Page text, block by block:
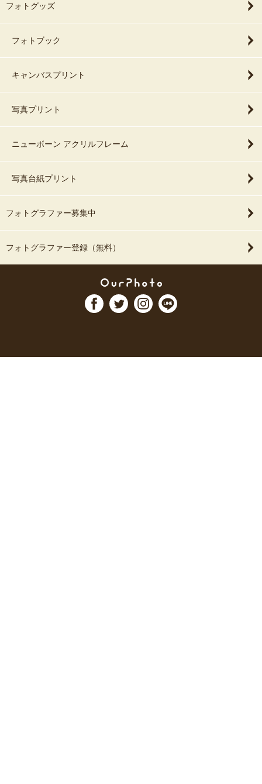
フォトグッズ
フォトブック
キャンバスプリント
写真プリント
ニューボーン アクリルフレーム
写真台紙プリント
フォトグラファー募集中
フォトグラファー登録（無料）